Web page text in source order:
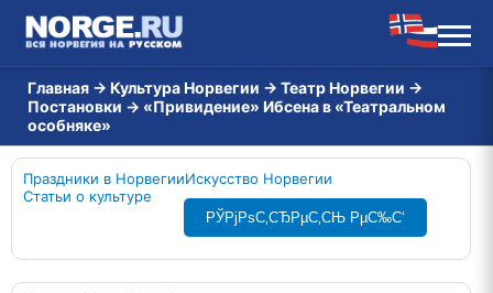
Главная → Культура Норвегии → Театр Норвегии →
Постановки → «Привидение» Ибсена в «Театральном
особняке»
Праздники в НорвегииИскусство Норвегии
Статьи о культуре
РЎРјРѕС‚СЂРµС‚СЊ РµС‰С‘